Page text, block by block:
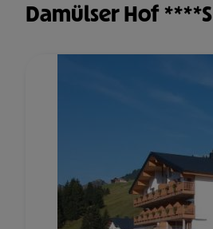
Damülser Hof ****S